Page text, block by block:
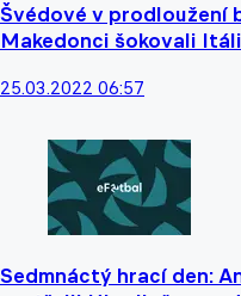
Švédové v prodloužení
Makedonci šokovali
25.03.2022 06:57
Sedmnáctý hrací den: